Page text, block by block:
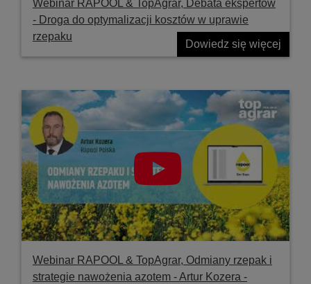
Webinar RAPOOL & TopAgrar, Debata ekspertów
- Droga do optymalizacji kosztów w uprawie
rzepaku
Dowiedz się więcej
Webinar RAPOOL & TopAgrar, Odmiany rzepak i
strategie nawożenia azotem - Artur Kozera -